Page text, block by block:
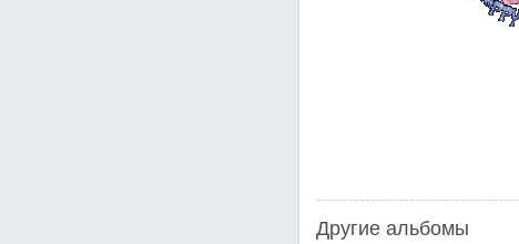
Другие альбомы